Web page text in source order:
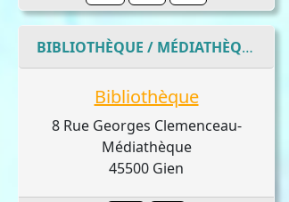
BIBLIOTHÈQUE / MÉDIATHÈQUE / ESPACE CULTUREL
Bibliothèque
8 Rue Georges Clemenceau-
Médiathèque
45500 Gien